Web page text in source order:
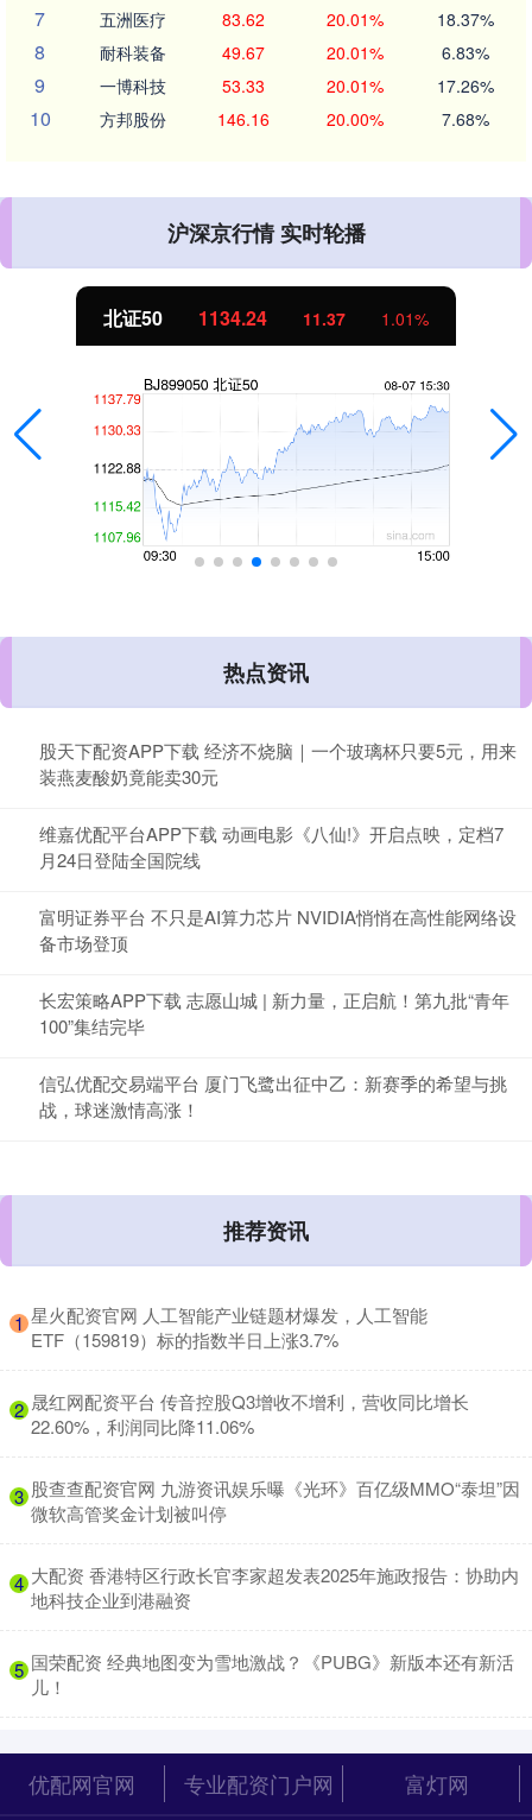
7 五洲医疗 83.62 20.01% 18.37%
8 耐科装备 49.67 20.01% 6.83%
9 一博科技 53.33 20.01% 17.26%
10 方邦股份 146.16 20.00% 7.68%
沪深京行情 实时轮播
北证50 1134.24 11.37 1.01%
热点资讯
股天下配资APP下载 经济不烧脑｜一个玻璃杯只要5元，用来
装燕麦酸奶竟能卖30元
维嘉优配平台APP下载 动画电影《八仙!》开启点映，定档7
月24日登陆全国院线
富明证券平台 不只是AI算力芯片 NVIDIA悄悄在高性能网络设
备市场登顶
长宏策略APP下载 志愿山城 | 新力量，正启航！第九批“青年
100”集结完毕
信弘优配交易端平台 厦门飞鹭出征中乙：新赛季的希望与挑
战，球迷激情高涨！
推荐资讯
1 ​星火配资官网 人工智能产业链题材爆发，人工智能
ETF（159819）标的指数半日上涨3.7%
2 ​晟红网配资平台 传音控股Q3增收不增利，营收同比增长
22.60%，利润同比降11.06%
3 ​股查查配资官网 九游资讯娱乐曝《光环》百亿级MMO“泰坦”因
微软高管奖金计划被叫停
4 ​大配资 香港特区行政长官李家超发表2025年施政报告：协助内
地科技企业到港融资
5 ​国荣配资 经典地图变为雪地激战？《PUBG》新版本还有新活
儿！
优配网官网 专业配资门户网 富灯网